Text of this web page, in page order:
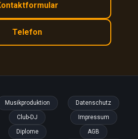
Telefon
Musikproduktion
Club-DJ
Diplome
Datenschutz
Impressum
AGB